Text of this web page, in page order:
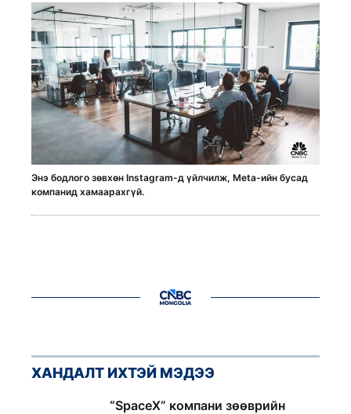
Энэ бодлого зөвхөн Instagram-д үйлчилж, Meta-ийн бусад
компанид хамаарахгүй.
ХАНДАЛТ ИХТЭЙ МЭДЭЭ
“SpaceX” компани зөөврийн